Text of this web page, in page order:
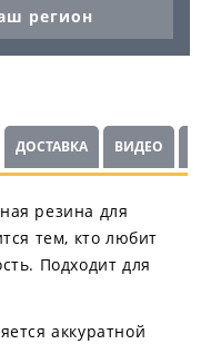
регион
ДОСТАВКА ВИДЕО
резина для
тем, кто любит
Подходит для
аккуратной